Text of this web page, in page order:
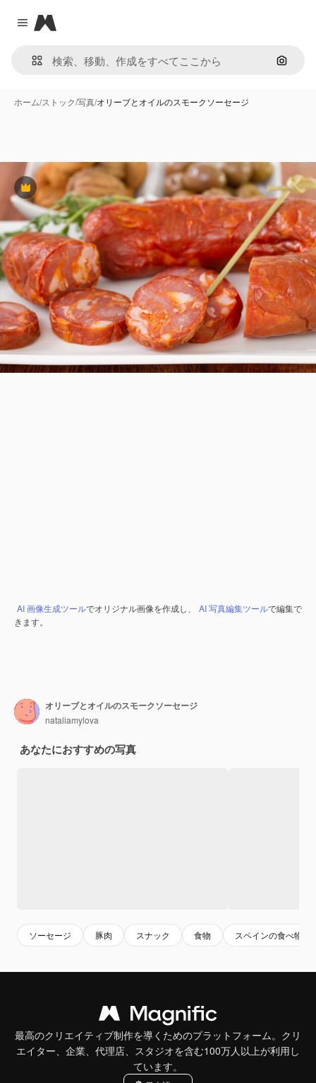
Close menu
Magnific
画像で
ホーム/ストック/写真/オリーブとオイルのスモークソーセージ
Premium
AI 画像生成ツールでオリジナル画像を作成し、 AI 写真編集ツールで編集で
きます。
オリーブとオイルのスモークソーセージ
nataliamylova
あなたにおすすめの写真
ソーセージ 豚肉 スナック 食物 スペインの食べ物
最高のクリエイティブ制作を導くためのプラットフォーム。クリ
エイター、企業、代理店、スタジオを含む100万人以上が利用し
ています。